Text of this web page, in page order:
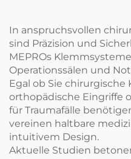
In anspruchsvollen
sind Präzision und
MEPROs
Operationssälen und
Egal ob Sie chirurgische
orthopädische Eingriffe
für Traumafälle
vereinen haltbare
intuitivem Design.
Aktuelle Studien